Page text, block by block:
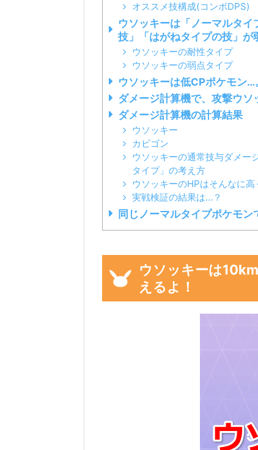
オススメ技構成(コンボDPS)
ウソッキーは「ノーマルタ
技」「はがねタイプの技」が
ウソッキーの耐性タイプ
ウソッキーの弱点タイプ
ウソッキーは低CPポケモン…
ダメージ計算機で、攻撃ウ
ダメージ計算機の計算結果
ウソッキー
カビゴン
ウソッキーの通常技与ダメ
タイプ」の考え方
ウソッキーのHPはそんなに
実戦検証の結果は…？
同じノーマルタイプポケモン
ウソッキーは
えるよ！